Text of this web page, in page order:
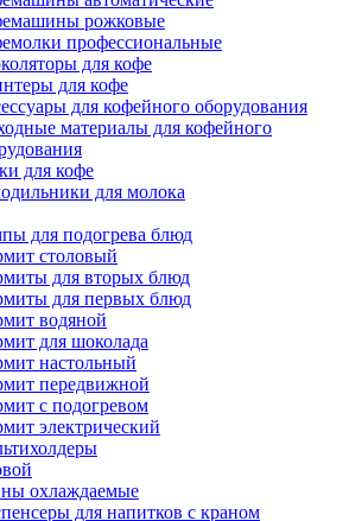
рожковые
профессиональные
для кофе
для кофе
для кофейного оборудования
материалы для кофейного
для кофе
для молока
для подогрева блюд
столовый
для вторых блюд
для первых блюд
водяной
для шоколада
настольный
передвижной
с подогревом
электрический
охлаждаемые
для напитков с краном